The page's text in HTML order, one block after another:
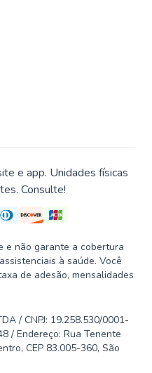
e app. Unidades físicas
Consulte!
e não garante a cobertura
à saúde. Você
de adesão, mensalidades
/ CNPJ: 19.258.530/0001-
/ Endereço: Rua Tenente
CEP 83.005-360, São